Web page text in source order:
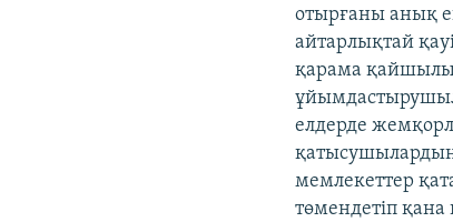
отырғаны анық
айтарлықтай
қарама
елдерде
мемлекеттер
төмендетіп қана